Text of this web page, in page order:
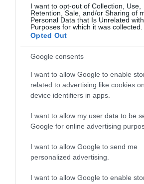
I want to opt-out of Collection, Use,
Retention, Sale, and/or Sharing of
Personal Data that Is Unrelated
Purposes for which it was collected.
Opted Out
Google consents
I want to allow Google to enable
related to advertising like cookies
device identifiers in apps.
I want to allow my user data to be
Google for online advertising
I want to allow Google to send me
personalized advertising.
I want to allow Google to enable
mijesanje.Ne smije se prebrzo ulijevati
grudice. Vratiti na vatru i kuhati par minuta
zgusne.Probati je li dosta slatko, po zelji
smjesa vruca da se secer moze otopiti.4.
korica.5.Vrhnje istuci u cvrsti slag i
smjesu. Kratko izraditi mikserom da se
moji ne vole kore. U tom slucaju kekse
slagati na pleh.Ostavaiti u frizideru par
uzivatiIzvor:http://www.coolinarika.com